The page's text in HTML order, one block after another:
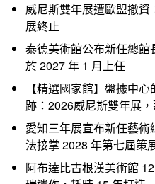
威尼斯雙年展遭歐盟撤
展終止
泰德美術館公布新任總
於 2027 年 1 月上任
【精選國家館】盤據中
跡：2026威尼斯雙年展
愛知三年展宣布新任藝
法接掌 2028 年第七屆策
阿布達比古根漢美術館